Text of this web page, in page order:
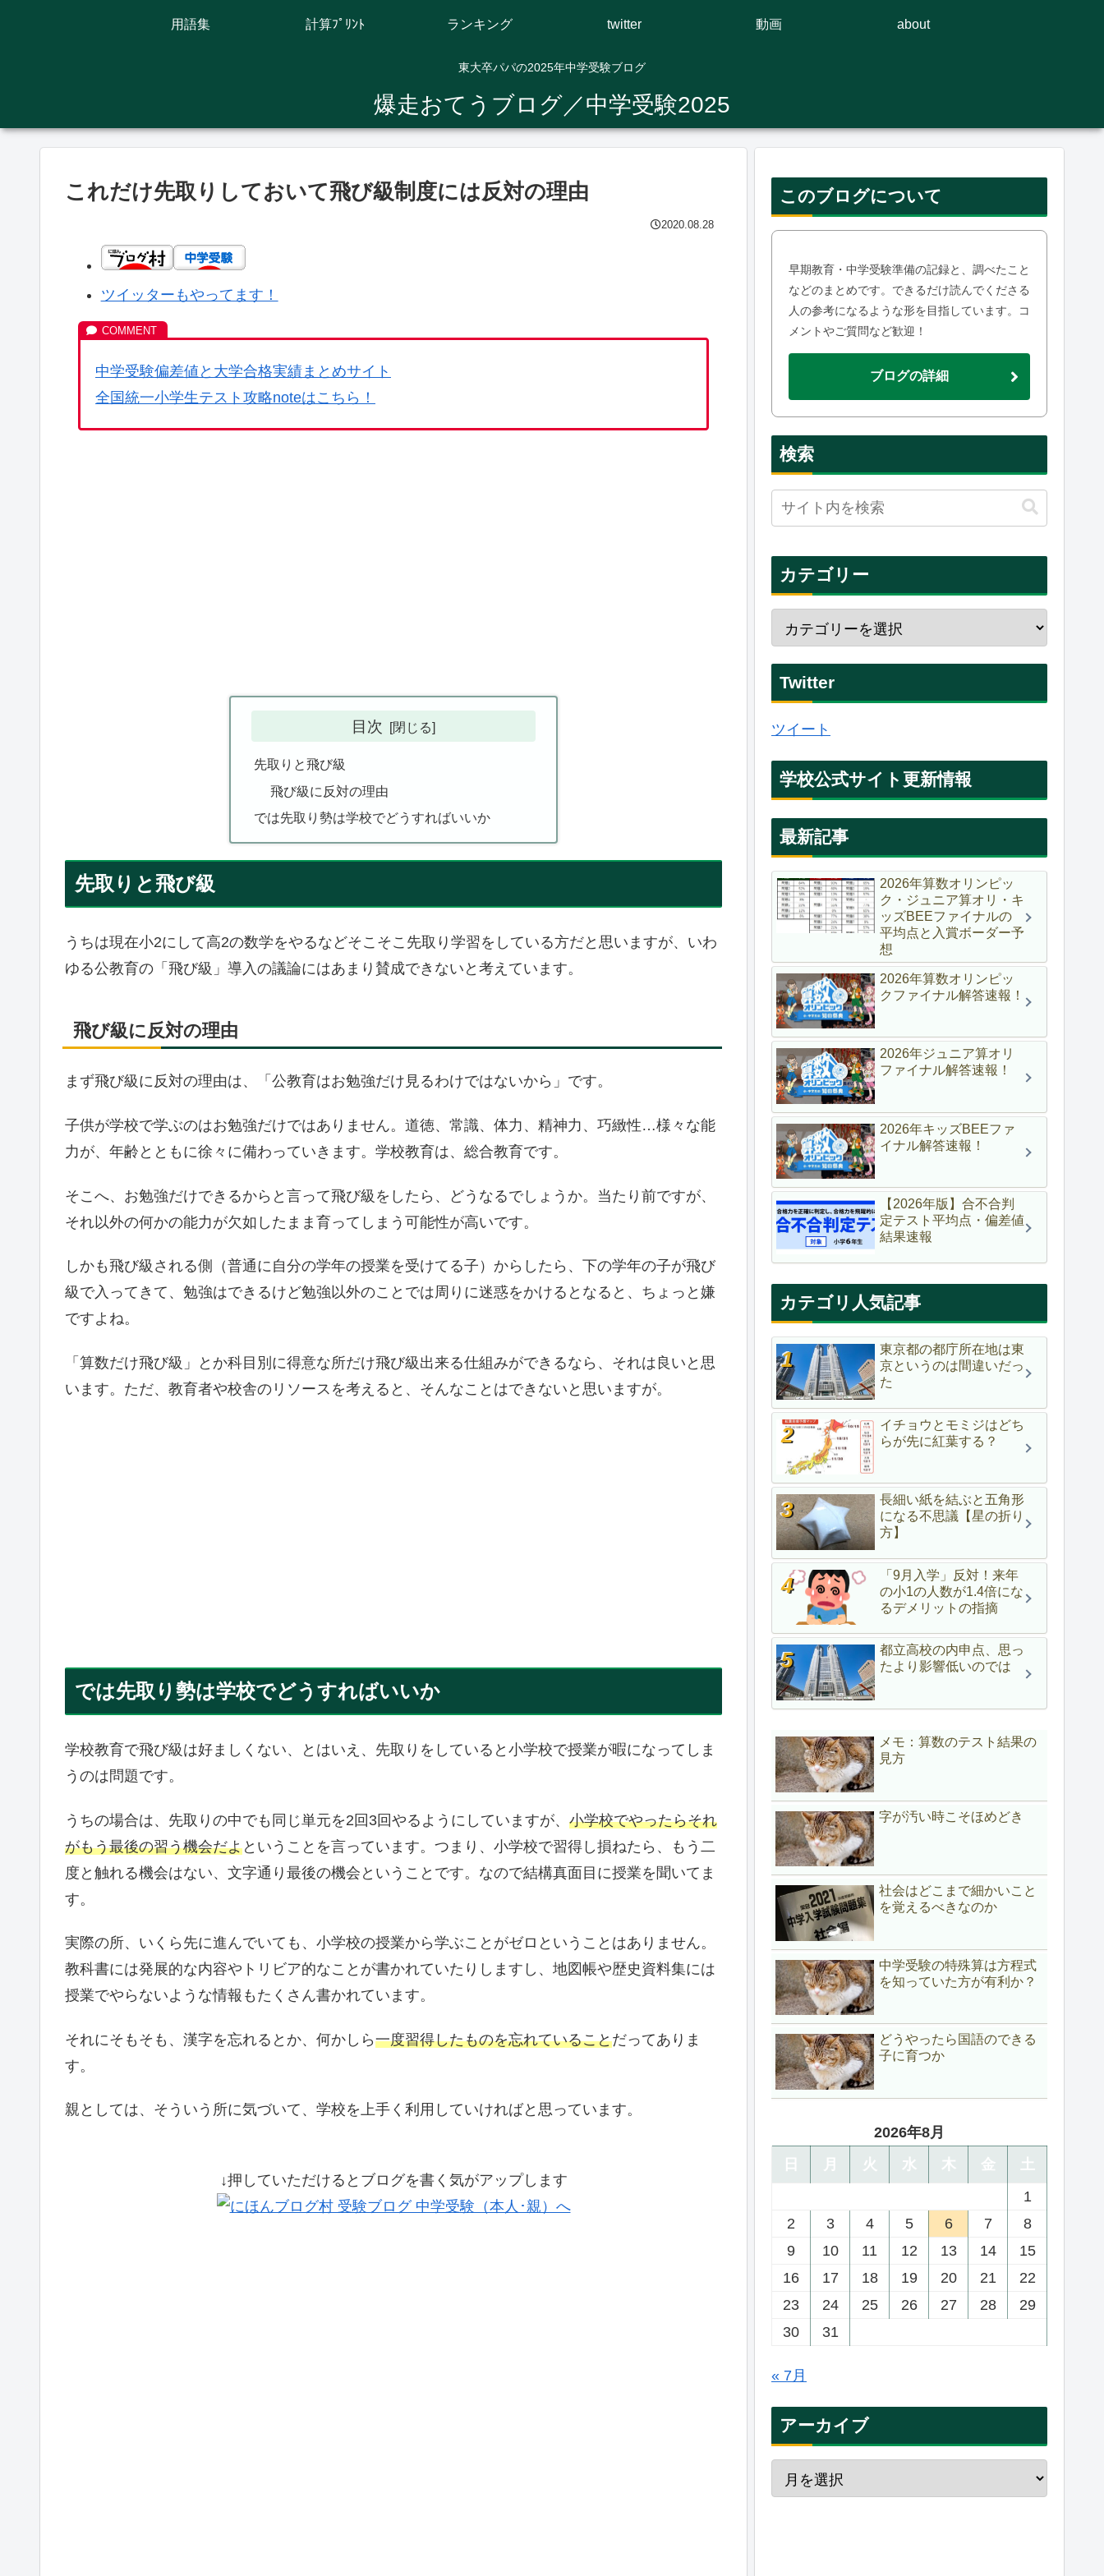
東大卒パパの2025年中学受験ブログ
爆走おてうブログ／中学受験2025
用語集 計算ﾌﾟﾘﾝﾄ ランキング twitter 動画 about
これだけ先取りしておいて飛び級制度には反対の理由
2020.08.28
ツイッターもやってます！
中学受験偏差値と大学合格実績まとめサイト
全国統一小学生テスト攻略noteはこちら！
目次
先取りと飛び級
飛び級に反対の理由
では先取り勢は学校でどうすればいいか
先取りと飛び級
うちは現在小2にして高2の数学をやるなどそこそこ先取り学習をしている方だと思いますが、いわ
ゆる公教育の「飛び級」導入の議論にはあまり賛成できないと考えています。
飛び級に反対の理由
まず飛び級に反対の理由は、「公教育はお勉強だけ見るわけではないから」です。
子供が学校で学ぶのはお勉強だけではありません。道徳、常識、体力、精神力、巧緻性…様々な能
力が、年齢とともに徐々に備わっていきます。学校教育は、総合教育です。
そこへ、お勉強だけできるからと言って飛び級をしたら、どうなるでしょうか。当たり前ですが、
それ以外の何かの能力が欠如したまま育ってしまう可能性が高いです。
しかも飛び級される側（普通に自分の学年の授業を受けてる子）からしたら、下の学年の子が飛び
級で入ってきて、勉強はできるけど勉強以外のことでは周りに迷惑をかけるとなると、ちょっと嫌
ですよね。
「算数だけ飛び級」とか科目別に得意な所だけ飛び級出来る仕組みができるなら、それは良いと思
います。ただ、教育者や校舎のリソースを考えると、そんなことはできないと思いますが。
では先取り勢は学校でどうすればいいか
学校教育で飛び級は好ましくない、とはいえ、先取りをしていると小学校で授業が暇になってしま
うのは問題です。
うちの場合は、先取りの中でも同じ単元を2回3回やるようにしていますが、 小学校でやったらそれ
がもう最後の習う機会だよということを言っています。つまり、小学校で習得し損ねたら、もう二
度と触れる機会はない、文字通り最後の機会ということです。なので結構真面目に授業を聞いてま
す。
実際の所、いくら先に進んでいても、小学校の授業から学ぶことがゼロということはありません。
教科書には発展的な内容やトリビア的なことが書かれていたりしますし、地図帳や歴史資料集には
授業でやらないような情報もたくさん書かれています。
それにそもそも、漢字を忘れるとか、何かしら一度習得したものを忘れていることだってありま
す。
親としては、そういう所に気づいて、学校を上手く利用していければと思っています。
↓押していただけるとブログを書く気がアップします
このブログについて
早期教育・中学受験準備の記録と、調べたこと
などのまとめです。できるだけ読んでくださる
人の参考になるような形を目指しています。コ
メントやご質問など歓迎！
ブログの詳細
検索
カテゴリー
Twitter
ツイート
学校公式サイト更新情報
最新記事
2026年算数オリンピッ
ク・ジュニア算オリ・キ
ッズBEEファイナルの
平均点と入賞ボーダー予
想
2026年算数オリンピッ
クファイナル解答速報！
2026年ジュニア算オリ
ファイナル解答速報！
2026年キッズBEEファ
イナル解答速報！
【2026年版】合不合判
定テスト平均点・偏差値
結果速報
カテゴリ人気記事
東京都の都庁所在地は東
京というのは間違いだっ
た
イチョウとモミジはどち
らが先に紅葉する？
長細い紙を結ぶと五角形
になる不思議【星の折り
方】
「9月入学」反対！来年
の小1の人数が1.4倍にな
るデメリットの指摘
都立高校の内申点、思っ
たより影響低いのでは
メモ：算数のテスト結果の
見方
字が汚い時こそほめどき
社会はどこまで細かいこと
を覚えるべきなのか
中学受験の特殊算は方程式
を知っていた方が有利か？
どうやったら国語のできる
子に育つか
2026年8月
日
月 火 水 木 金
土
1
2
3 4 5 6 7
8
9
10 11 12 13 14
15
16
17 18 19 20 21
22
23
24 25 26 27 28
29
30
31
« 7月
アーカイブ